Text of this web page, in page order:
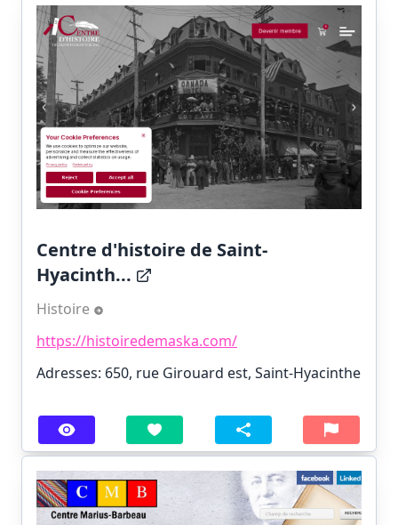
Centre d'histoire de Saint-
Hyacinth...
Histoire
https://histoiredemaska.com/
Adresses: 650, rue Girouard est, Saint-Hyacinthe